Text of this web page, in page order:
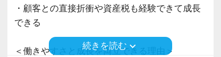
Q. 職場の雰囲気は？
A. 上司や先輩に相談しやすく、風通しの良い職
場だと感じています。
・顧客との直接折衝や資産税も経験できて成長
できる
＜働きやすさと成長を両立できる理由＞
続きを読むkeyboard_arrow_down